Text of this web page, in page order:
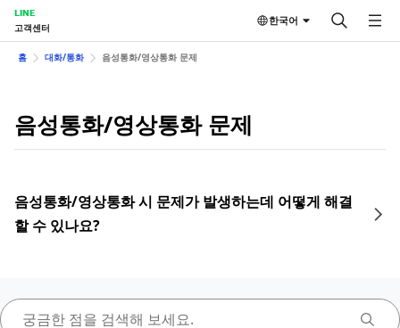
LINE
고객센터
한국어
홈 대화/통화 음성통화/영상통화 문제
음성통화/영상통화 문제
음성통화/영상통화 시 문제가 발생하는데 어떻게 해결
할 수 있나요?